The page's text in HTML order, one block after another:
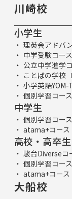
川崎校
小学生
理英会アドバ
中学受験コー
公立中学進学
ことばの学校
小学英語YOM-
個別学習コー
中学生
個別学習コー
atama+コース
高校・高卒生
駿台Diverseコ
個別学習コー
atama+コース
大船校